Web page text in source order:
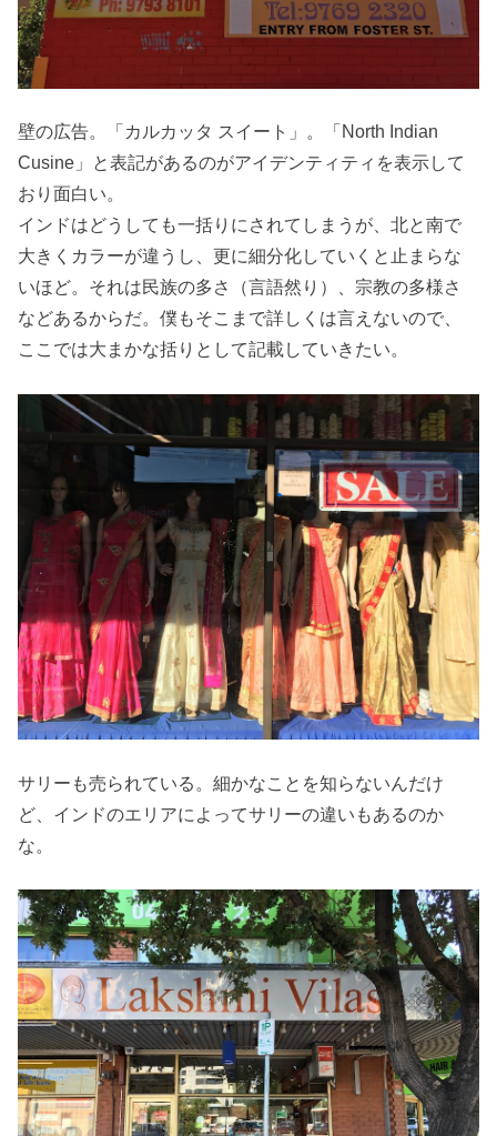
壁の広告。「カルカッタ スイート」。「North Indian
Cusine」と表記があるのがアイデンティティを表示して
おり面白い。
インドはどうしても一括りにされてしまうが、北と南で
大きくカラーが違うし、更に細分化していくと止まらな
いほど。それは民族の多さ（言語然り）、宗教の多様さ
などあるからだ。僕もそこまで詳しくは言えないので、
ここでは大まかな括りとして記載していきたい。
サリーも売られている。細かなことを知らないんだけ
ど、インドのエリアによってサリーの違いもあるのか
な。